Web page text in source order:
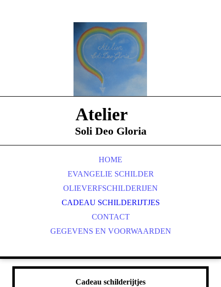
Atelier
Soli Deo Gloria
HOME
EVANGELIE SCHILDER
OLIEVERFSCHILDERIJEN
CADEAU SCHILDERIJTJES
CONTACT
GEGEVENS EN VOORWAARDEN
Cadeau schilderijtjes